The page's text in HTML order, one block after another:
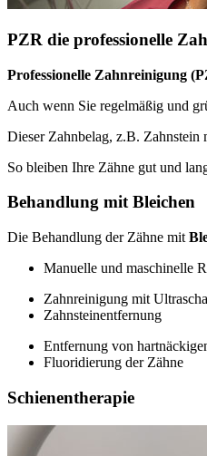
PZR die professionelle
Professionelle Zahnreinigung
Auch wenn Sie regelmäßig und
Dieser Zahnbelag, z.B. Zahnstein
So bleiben Ihre Zähne gut und
Behandlung mit Bleichen
Die Behandlung der Zähne mit
Manuelle und maschinelle
Zahnreinigung mit
Zahnsteinentfernung
Entfernung von
Fluoridierung der Zähne
Schienentherapie